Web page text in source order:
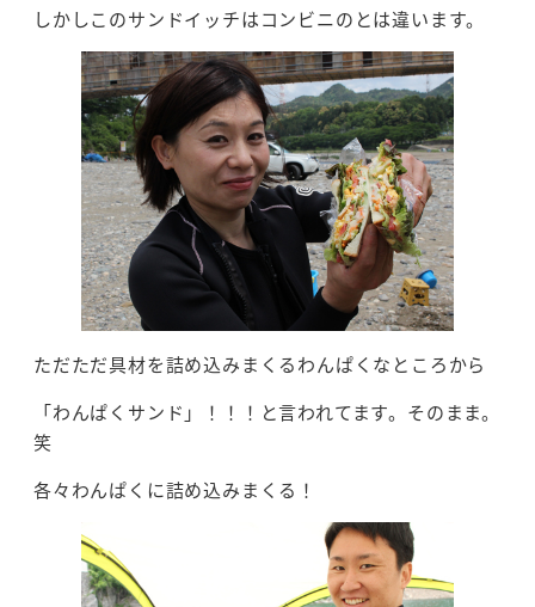
しかしこのサンドイッチはコンビニのとは違います。
ただただ具材を詰め込みまくるわんぱくなところから
「わんぱくサンド」！！！と言われてます。そのまま。
笑
各々わんぱくに詰め込みまくる！